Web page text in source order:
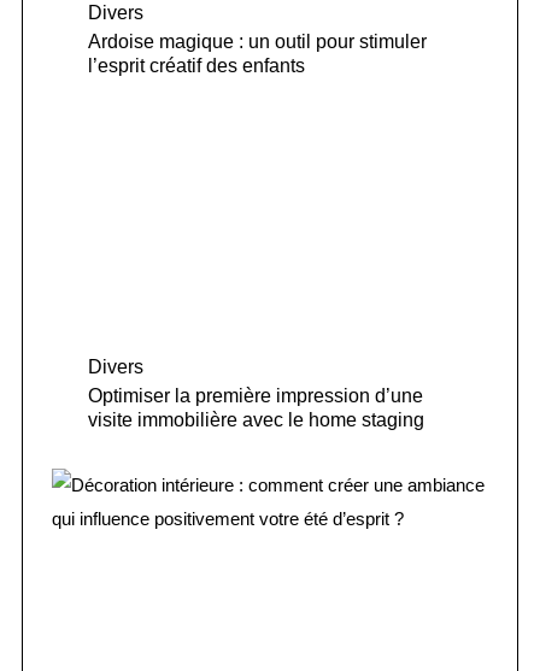
Divers
Ardoise magique : un outil pour stimuler
l’esprit créatif des enfants
Divers
Optimiser la première impression d’une
visite immobilière avec le home staging